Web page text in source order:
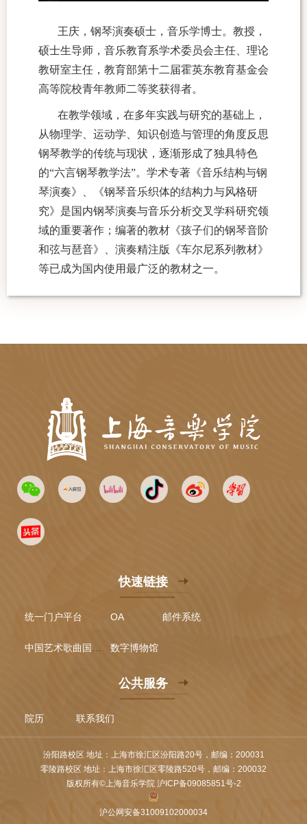
王庆，钢琴演奏硕士，音乐学博士。教授，
硕士生导师 ，音乐教育系学术委员会主任、理论
教研室主任， 教育部第十二届霍英东教育基金会
高等院校青年教师二等奖获得者。
在教学领域，在多年实践与研究的基础上，
从物理学、运动学、知识创造与管理的角度反思
钢琴教学的传统与现状，逐渐形成了独具特色
的“六言钢琴教学法”。 学术专著《音乐结构与钢
琴演奏》、《钢琴音乐织体的结构力与风格研
究》是国内钢琴演奏与音乐分析交叉学科研究领
域的重要著作；编著的教材《孩子们的钢琴音阶
和弦与琶音》、 演奏精注版《车尔尼系列教材》
等已成为国内使用最广泛的教材之一。
快速链接
统一门户平台 OA 邮件系统
中国艺术歌曲国际声乐比赛 数字博物馆
公共服务
院历 联系我们
汾阳路校区 地址：上海市徐汇区汾阳路20号，邮编：200031
零陵路校区 地址：上海市徐汇区零陵路520号，邮编：200032
版权所有©上海音乐学院 沪ICP备09085851号-2
沪公网安备31009102000034